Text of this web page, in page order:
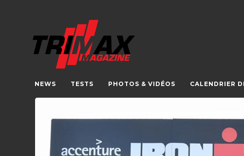
NEWS TESTS PHOTOS & VIDÉOS CALENDRIER